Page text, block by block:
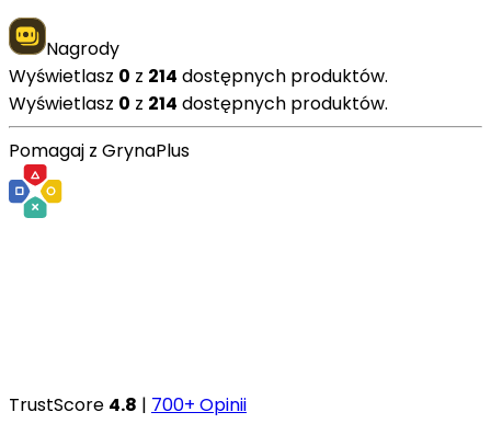
Nagrody
Wyświetlasz 0 z 214 dostępnych produktów.
Wyświetlasz 0 z 214 dostępnych produktów.
Pomagaj z GrynaPlus
TrustScore 4.8 | 700+ Opinii